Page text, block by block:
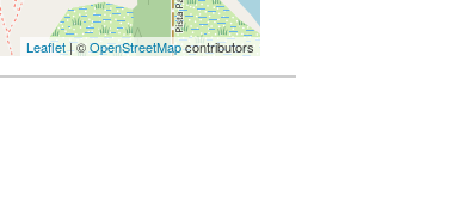
Leaflet| ©OpenStreetMapcontributors